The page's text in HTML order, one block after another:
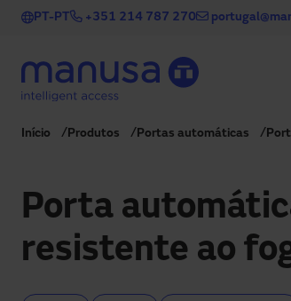
Passar para o conteúdo principal
PT-PT +351 214 787 270
Início Produtos Portas automáticas
Porta
resistente ao